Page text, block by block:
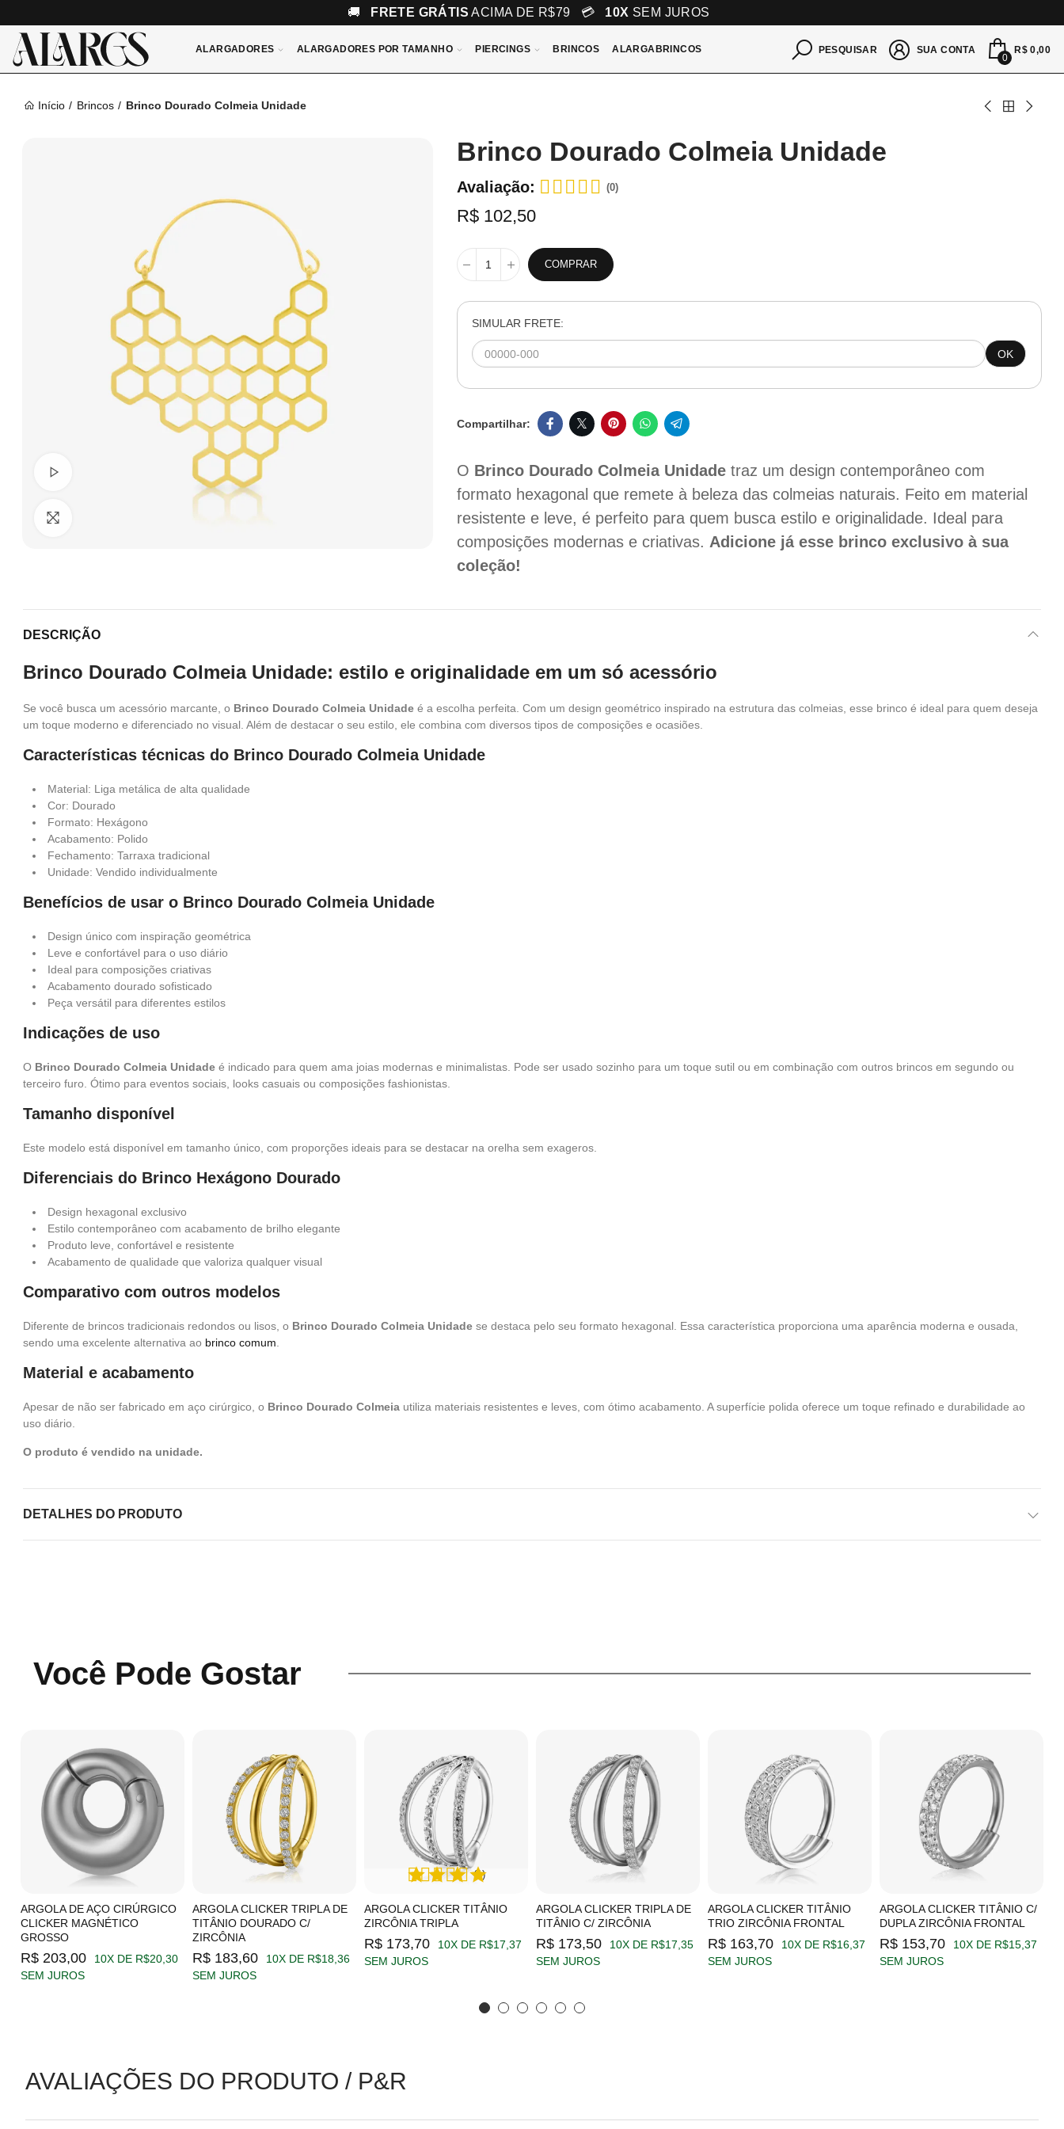
🚚 FRETE GRÁTIS ACIMA DE R$79 💳 10X SEM JUROS
ALARGADORES ALARGADORES POR TAMANHO PIERCINGS BRINCOS ALARGABRINCOS PESQUISAR SUA CONTA
0
R$ 0,00
Início Brincos Brinco Dourado Colmeia Unidade
Clique para ampliar
Brinco Dourado Colmeia Unidade
Avaliação: (0)
R$ 102,50
COMPRAR
SIMULAR FRETE:
OK
O Brinco Dourado Colmeia Unidade traz um design contemporâneo com
formato hexagonal que remete à beleza das colmeias naturais. Feito em material
resistente e leve, é perfeito para quem busca estilo e originalidade. Ideal para
composições modernas e criativas. Adicione já esse brinco exclusivo à sua
coleção!
DESCRIÇÃO
Brinco Dourado Colmeia Unidade: estilo e originalidade em um só acessório
Se você busca um acessório marcante, o Brinco Dourado Colmeia Unidade é a escolha perfeita. Com um design geométrico inspirado na estrutura das colmeias, esse brinco é ideal para quem deseja
um toque moderno e diferenciado no visual. Além de destacar o seu estilo, ele combina com diversos tipos de composições e ocasiões.
Características técnicas do Brinco Dourado Colmeia Unidade
Material: Liga metálica de alta qualidade
Cor: Dourado
Formato: Hexágono
Acabamento: Polido
Fechamento: Tarraxa tradicional
Unidade: Vendido individualmente
Benefícios de usar o Brinco Dourado Colmeia Unidade
Design único com inspiração geométrica
Leve e confortável para o uso diário
Ideal para composições criativas
Acabamento dourado sofisticado
Peça versátil para diferentes estilos
Indicações de uso
O Brinco Dourado Colmeia Unidade é indicado para quem ama joias modernas e minimalistas. Pode ser usado sozinho para um toque sutil ou em combinação com outros brincos em segundo ou
terceiro furo. Ótimo para eventos sociais, looks casuais ou composições fashionistas.
Tamanho disponível
Este modelo está disponível em tamanho único, com proporções ideais para se destacar na orelha sem exageros.
Diferenciais do Brinco Hexágono Dourado
Design hexagonal exclusivo
Estilo contemporâneo com acabamento de brilho elegante
Produto leve, confortável e resistente
Acabamento de qualidade que valoriza qualquer visual
Comparativo com outros modelos
Diferente de brincos tradicionais redondos ou lisos, o Brinco Dourado Colmeia Unidade se destaca pelo seu formato hexagonal. Essa característica proporciona uma aparência moderna e ousada,
sendo uma excelente alternativa ao brinco comum
Material e acabamento
Apesar de não ser fabricado em aço cirúrgico, o Brinco Dourado Colmeia utiliza materiais resistentes e leves, com ótimo acabamento. A superfície polida oferece um toque refinado e durabilidade ao
uso diário.
O produto é vendido na unidade.
DETALHES DO PRODUTO
Você Pode Gostar
ARGOLA DE AÇO CIRÚRGICO
CLICKER MAGNÉTICO
GROSSO
R$ 203,00
10X DE R$20,30
SEM JUROS
ARGOLA CLICKER TRIPLA DE
TITÂNIO DOURADO C/
ZIRCÔNIA
R$ 183,60
10X DE R$18,36
SEM JUROS
ARGOLA CLICKER TITÂNIO
ZIRCÔNIA TRIPLA
(1)
R$ 173,70
10X DE R$17,37
SEM JUROS
ARGOLA CLICKER TRIPLA DE
TITÂNIO C/ ZIRCÔNIA
R$ 173,50
10X DE R$17,35
SEM JUROS
ARGOLA CLICKER TITÂNIO
TRIO ZIRCÔNIA FRONTAL
R$ 163,70
10X DE R$16,37
SEM JUROS
ARGOLA CLICKER TITÂNIO C/
DUPLA ZIRCÔNIA FRONTAL
R$ 153,70
10X DE R$15,37
SEM JUROS
AVALIAÇÕES DO PRODUTO / P&R